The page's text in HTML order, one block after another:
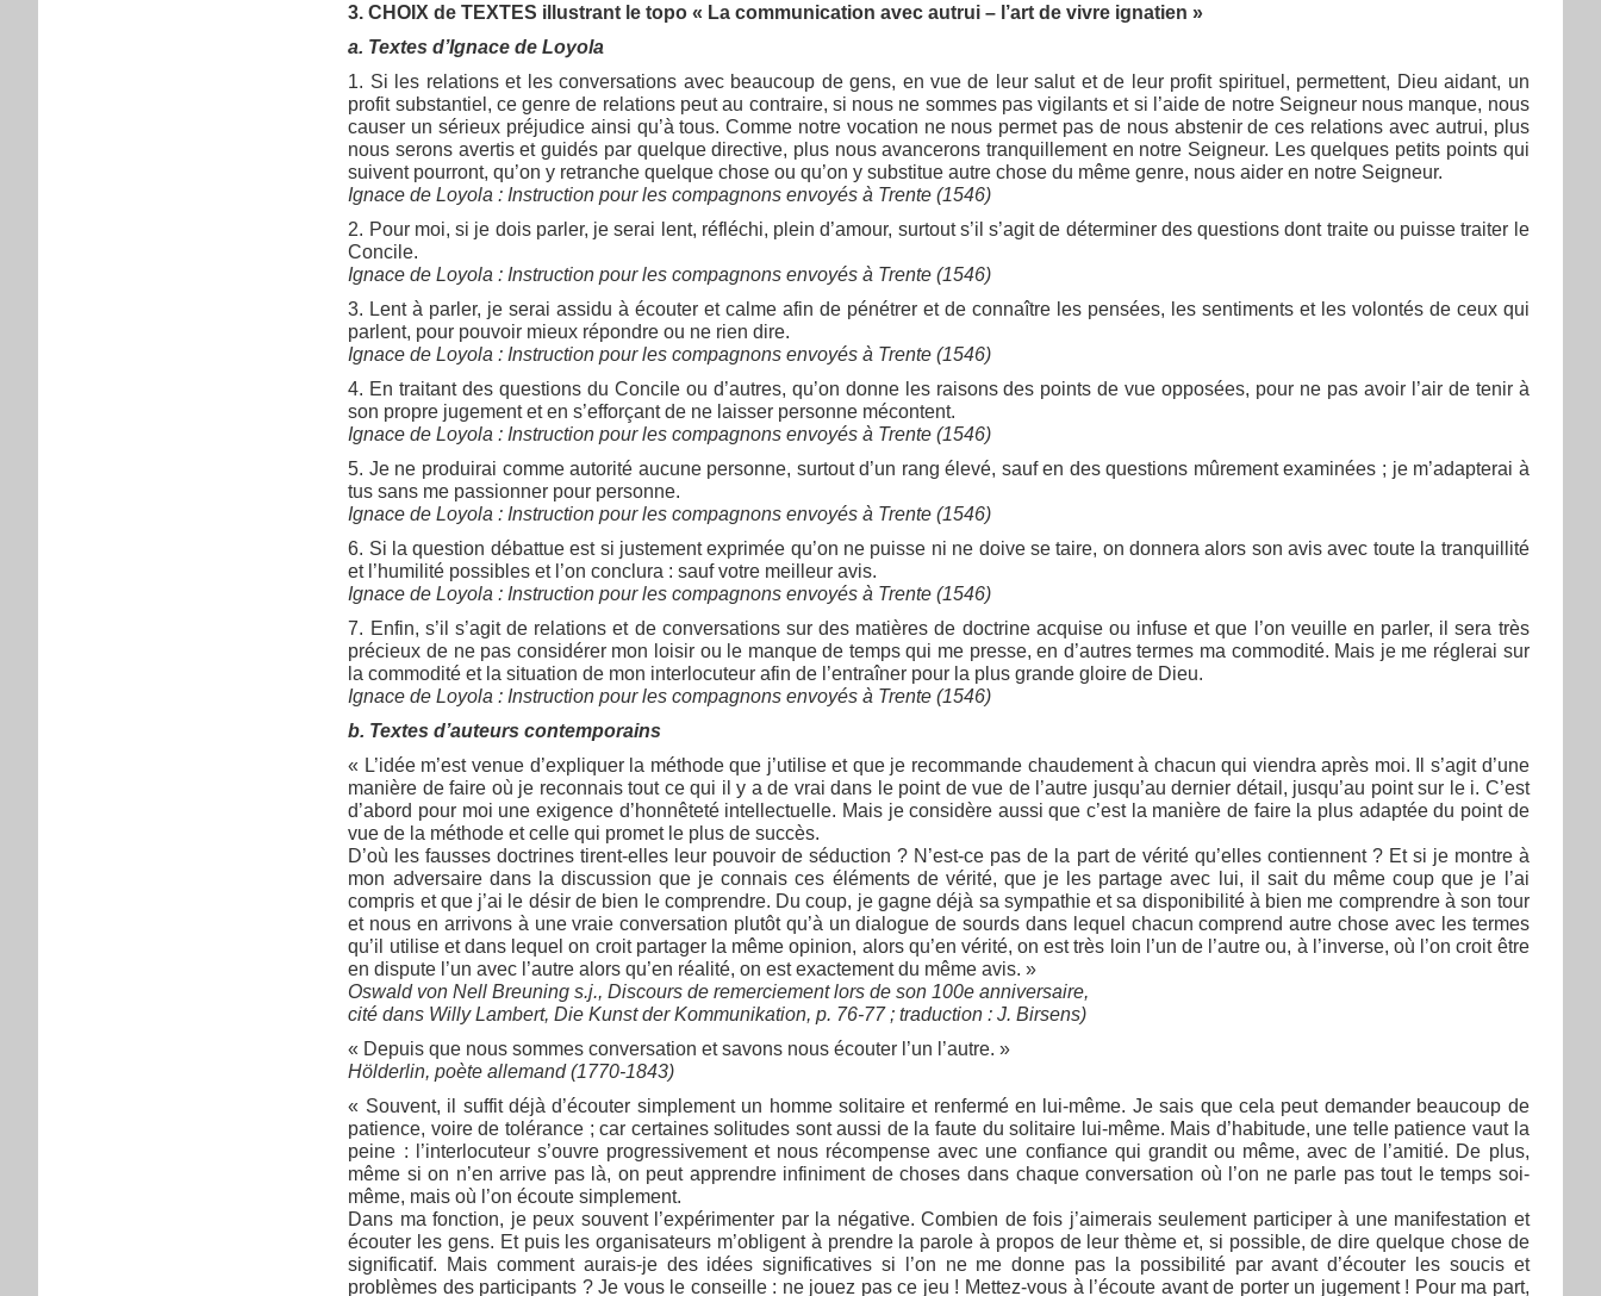
3. CHOIX de TEXTES illustrant le topo « La communication avec autrui – l’art de vivre ignatien »
a. Textes d’Ignace de Loyola
1. Si les relations et les conversations avec beaucoup de gens, en vue de leur salut et de leur profit spirituel, permettent, Dieu aidant, un
profit substantiel, ce genre de relations peut au contraire, si nous ne sommes pas vigilants et si l’aide de notre Seigneur nous manque, nous
causer un sérieux préjudice ainsi qu’à tous. Comme notre vocation ne nous permet pas de nous abstenir de ces relations avec autrui, plus
nous serons avertis et guidés par quelque directive, plus nous avancerons tranquillement en notre Seigneur. Les quelques petits points qui
suivent pourront, qu’on y retranche quelque chose ou qu’on y substitue autre chose du même genre, nous aider en notre Seigneur.
Ignace de Loyola : Instruction pour les compagnons envoyés à Trente (1546)
2. Pour moi, si je dois parler, je serai lent, réfléchi, plein d’amour, surtout s’il s’agit de déterminer des questions dont traite ou puisse traiter le
Concile.
Ignace de Loyola : Instruction pour les compagnons envoyés à Trente (1546)
3. Lent à parler, je serai assidu à écouter et calme afin de pénétrer et de connaître les pensées, les sentiments et les volontés de ceux qui
parlent, pour pouvoir mieux répondre ou ne rien dire.
Ignace de Loyola : Instruction pour les compagnons envoyés à Trente (1546)
4. En traitant des questions du Concile ou d’autres, qu’on donne les raisons des points de vue opposées, pour ne pas avoir l’air de tenir à
son propre jugement et en s’efforçant de ne laisser personne mécontent.
Ignace de Loyola : Instruction pour les compagnons envoyés à Trente (1546)
5. Je ne produirai comme autorité aucune personne, surtout d’un rang élevé, sauf en des questions mûrement examinées ; je m’adapterai à
tus sans me passionner pour personne.
Ignace de Loyola : Instruction pour les compagnons envoyés à Trente (1546)
6. Si la question débattue est si justement exprimée qu’on ne puisse ni ne doive se taire, on donnera alors son avis avec toute la tranquillité
et l’humilité possibles et l’on conclura : sauf votre meilleur avis.
Ignace de Loyola : Instruction pour les compagnons envoyés à Trente (1546)
7. Enfin, s’il s’agit de relations et de conversations sur des matières de doctrine acquise ou infuse et que l’on veuille en parler, il sera très
précieux de ne pas considérer mon loisir ou le manque de temps qui me presse, en d’autres termes ma commodité. Mais je me réglerai sur
la commodité et la situation de mon interlocuteur afin de l’entraîner pour la plus grande gloire de Dieu.
Ignace de Loyola : Instruction pour les compagnons envoyés à Trente (1546)
b. Textes d’auteurs contemporains
« L’idée m’est venue d’expliquer la méthode que j’utilise et que je recommande chaudement à chacun qui viendra après moi. Il s’agit d’une
manière de faire où je reconnais tout ce qui il y a de vrai dans le point de vue de l’autre jusqu’au dernier détail, jusqu’au point sur le i. C’est
d’abord pour moi une exigence d’honnêteté intellectuelle. Mais je considère aussi que c’est la manière de faire la plus adaptée du point de
vue de la méthode et celle qui promet le plus de succès.
D’où les fausses doctrines tirent-elles leur pouvoir de séduction ? N’est-ce pas de la part de vérité qu’elles contiennent ? Et si je montre à
mon adversaire dans la discussion que je connais ces éléments de vérité, que je les partage avec lui, il sait du même coup que je l’ai
compris et que j’ai le désir de bien le comprendre. Du coup, je gagne déjà sa sympathie et sa disponibilité à bien me comprendre à son tour
et nous en arrivons à une vraie conversation plutôt qu’à un dialogue de sourds dans lequel chacun comprend autre chose avec les termes
qu’il utilise et dans lequel on croit partager la même opinion, alors qu’en vérité, on est très loin l’un de l’autre ou, à l’inverse, où l’on croit être
en dispute l’un avec l’autre alors qu’en réalité, on est exactement du même avis. »
Oswald von Nell Breuning s.j., Discours de remerciement lors de son 100e anniversaire,
cité dans Willy Lambert, Die Kunst der Kommunikation, p. 76-77 ; traduction : J. Birsens)
« Depuis que nous sommes conversation et savons nous écouter l’un l’autre. »
Hölderlin, poète allemand (1770-1843)
« Souvent, il suffit déjà d’écouter simplement un homme solitaire et renfermé en lui-même. Je sais que cela peut demander beaucoup de
patience, voire de tolérance ; car certaines solitudes sont aussi de la faute du solitaire lui-même. Mais d’habitude, une telle patience vaut la
peine : l’interlocuteur s’ouvre progressivement et nous récompense avec une confiance qui grandit ou même, avec de l’amitié. De plus,
même si on n’en arrive pas là, on peut apprendre infiniment de choses dans chaque conversation où l’on ne parle pas tout le temps soi-
même, mais où l’on écoute simplement.
Dans ma fonction, je peux souvent l’expérimenter par la négative. Combien de fois j’aimerais seulement participer à une manifestation et
écouter les gens. Et puis les organisateurs m’obligent à prendre la parole à propos de leur thème et, si possible, de dire quelque chose de
significatif. Mais comment aurais-je des idées significatives si l’on ne me donne pas la possibilité par avant d’écouter les soucis et
problèmes des participants ? Je vous le conseille : ne jouez pas ce jeu ! Mettez-vous à l’écoute avant de porter un jugement ! Pour ma part,